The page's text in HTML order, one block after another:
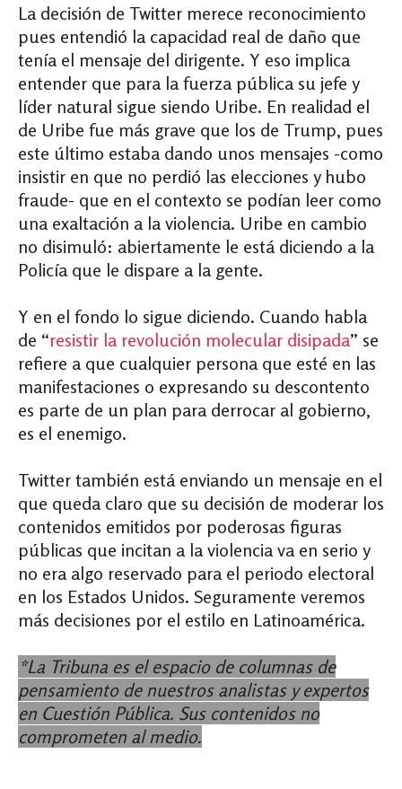
La decisión de Twitter merece reconocimiento
pues entendió la capacidad real de daño que
tenía el mensaje del dirigente. Y eso implica
entender que para la fuerza pública su jefe y
líder natural sigue siendo Uribe. En realidad el
de Uribe fue más grave que los de Trump, pues
este último estaba dando unos mensajes -como
insistir en que no perdió las elecciones y hubo
fraude- que en el contexto se podían leer como
una exaltación a la violencia. Uribe en cambio
no disimuló: abiertamente le está diciendo a la
Policía que le dispare a la gente.
Y en el fondo lo sigue diciendo. Cuando habla
de “resistir la revolución molecular disipada” se
refiere a que cualquier persona que esté en las
manifestaciones o expresando su descontento
es parte de un plan para derrocar al gobierno,
es el enemigo.
Twitter también está enviando un mensaje en el
que queda claro que su decisión de moderar los
contenidos emitidos por poderosas figuras
públicas que incitan a la violencia va en serio y
no era algo reservado para el periodo electoral
en los Estados Unidos. Seguramente veremos
más decisiones por el estilo en Latinoamérica.
*La Tribuna es el espacio de columnas de
pensamiento de nuestros analistas y expertos
en Cuestión Pública. Sus contenidos no
comprometen al medio.